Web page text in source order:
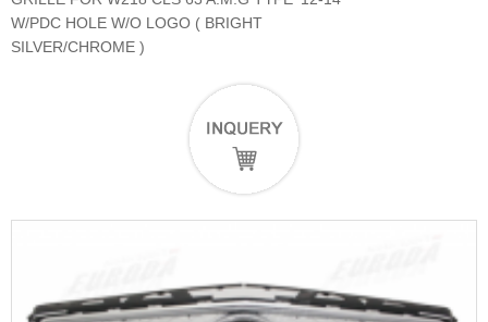
W/PDC HOLE W/O LOGO ( BRIGHT
SILVER/CHROME )